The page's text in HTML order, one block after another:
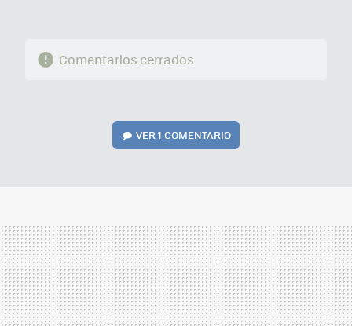
Comentarios cerrados
VER1 COMENTARIO